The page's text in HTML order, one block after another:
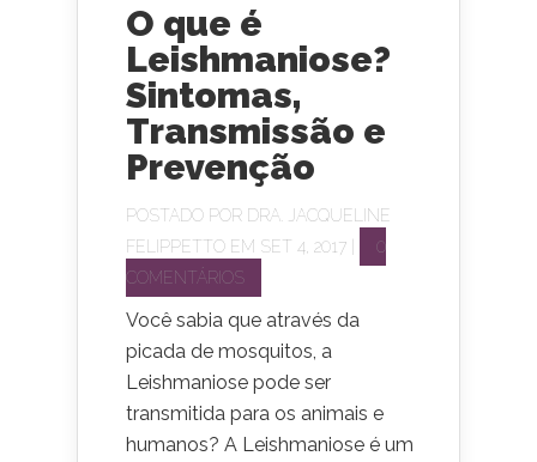
O que é
Leishmaniose?
Sintomas,
Transmissão e
Prevenção
POSTADO POR DRA. JACQUELINE
FELIPPETTO EM SET 4, 2017 |
0
COMENTÁRIOS
Você sabia que através da
picada de mosquitos, a
Leishmaniose pode ser
transmitida para os animais e
humanos? A Leishmaniose é um